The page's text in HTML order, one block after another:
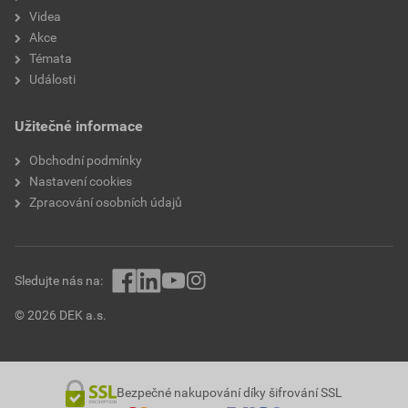
Videa
Akce
Témata
Události
Užitečné informace
Obchodní podmínky
Nastavení cookies
Zpracování osobních údajů
© 2026 DEK a.s.
Sledujte nás na:
Bezpečné nakupování díky šifrování SSL